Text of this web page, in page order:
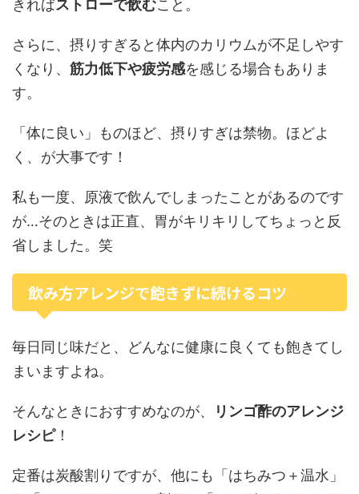
きればストローで飲むこと。
さらに、摂りすぎると体内のカリウムが不足しやす
くなり、 筋力低下や疲労感を感じる場合もありま
す。
「体に良い」ものほど、摂りすぎは禁物。ほどよ
く、が大事です！
私も一度、原液で飲んでしまったことがあるのです
が…そのときは正直、胃がキリキリしてちょっと反
省しました。笑
飲み方アレンジで飽きずに続けるコツ
毎日同じ味だと、どんなに健康に良くても飽きてし
まいますよね。
そんなときにおすすめなのが、
リンゴ酢のアレンジ
レシピ！
定番は炭酸割りですが、他にも「はちみつ＋温水」